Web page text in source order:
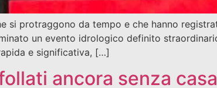
si protraggono da tempo e che hanno
un evento idrologico definito
e significativa, […]
ancora senza